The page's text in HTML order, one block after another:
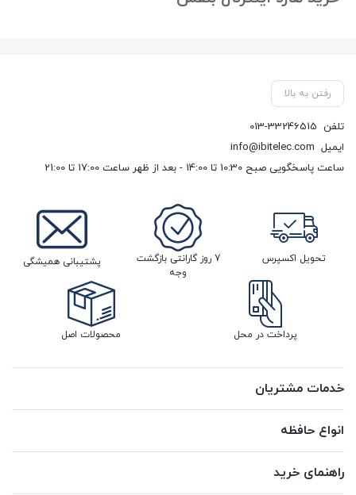
رفتن به بالا
تلفن 013-33246515
ایمیل info@ibitelec.com
ساعت پاسخگویی صبح 10:30 تا 14:00 - بعد از ظهر ساعت 17:00 تا 21:00
تحویل اکسپرس
7 روز گارانتی بازگشت
وجه
پشتیبانی همیشگی
پرداخت در محل محصولات اصل
خدمات مشتریان
انواع حافظه
راهنمای خرید